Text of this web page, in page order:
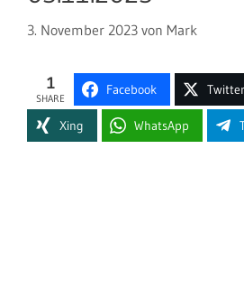
3. November 2023 von Mark
1
SHARE
Facebook Twitter
Xing WhatsApp